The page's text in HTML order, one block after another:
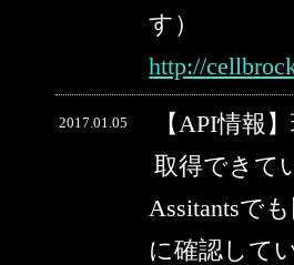
す）
http://
2017.01.05
【API情報
取得できて
Assitantsで
に確認して